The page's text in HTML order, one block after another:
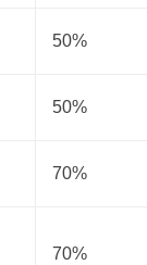
50%
50%
70%
70%